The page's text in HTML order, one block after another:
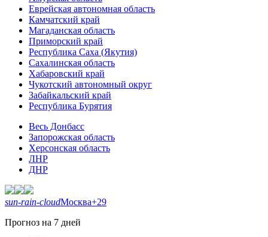
Еврейская автономная область
Камчатский край
Магаданская область
Приморский край
Республика Саха (Якутия)
Сахалинская область
Хабаровский край
Чукотский автономный округ
Забайкальский край
Республика Бурятия
Весь Донбасс
Запорожская область
Херсонская область
ЛНР
ДНР
sun-rain-cloudМосква+29
Прогноз на 7 дней